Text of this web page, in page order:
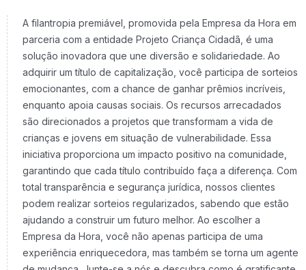
A filantropia premiável, promovida pela Empresa da Hora em
parceria com a entidade Projeto Criança Cidadã, é uma
solução inovadora que une diversão e solidariedade. Ao
adquirir um título de capitalização, você participa de sorteios
emocionantes, com a chance de ganhar prêmios incríveis,
enquanto apoia causas sociais. Os recursos arrecadados
são direcionados a projetos que transformam a vida de
crianças e jovens em situação de vulnerabilidade. Essa
iniciativa proporciona um impacto positivo na comunidade,
garantindo que cada título contribuído faça a diferença. Com
total transparência e segurança jurídica, nossos clientes
podem realizar sorteios regularizados, sabendo que estão
ajudando a construir um futuro melhor. Ao escolher a
Empresa da Hora, você não apenas participa de uma
experiência enriquecedora, mas também se torna um agente